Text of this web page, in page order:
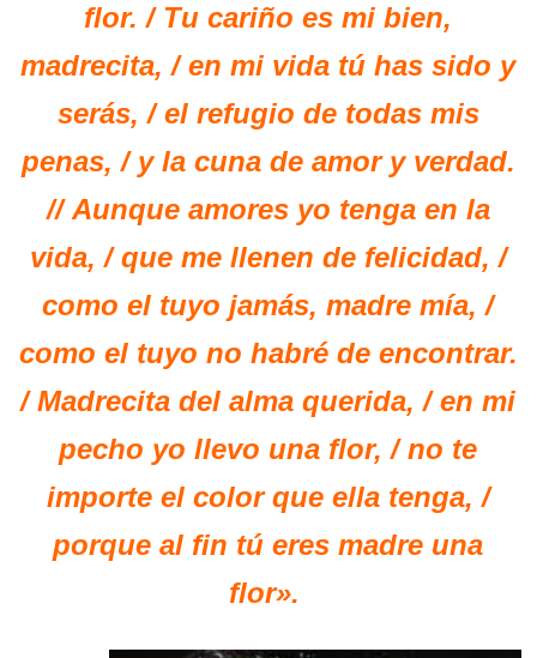
flor./ Tu cariño es mi bien,
madrecita, / en mi vida tú has sido y
serás, / el refugio de todas mis
penas, / y la cuna de amor y verdad.
//Aunque amores yo tenga en la
vida, / que me llenen de felicidad, /
como el tuyo jamás, madre mía, /
como el tuyo no habré de encontrar.
/ Madrecita del alma querida, / en mi
pecho yo llevo una flor, / no te
importe el color que ella tenga, /
porque al fin tú eres madre una
flor».